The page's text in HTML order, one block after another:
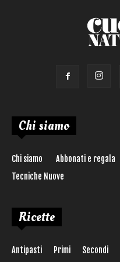
Chi siamo
Chi siamo Abbonati e regala
Tecniche Nuove
Ricette
Antipasti Primi Secondi